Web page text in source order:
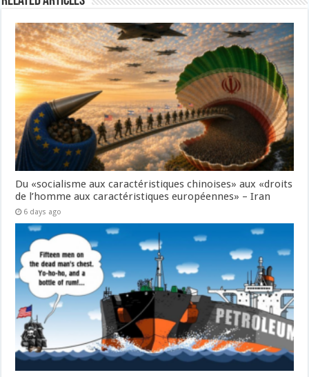
Du «socialisme aux caractéristiques chinoises» aux «droits
de l’homme aux caractéristiques européennes» – Iran
6 days ago